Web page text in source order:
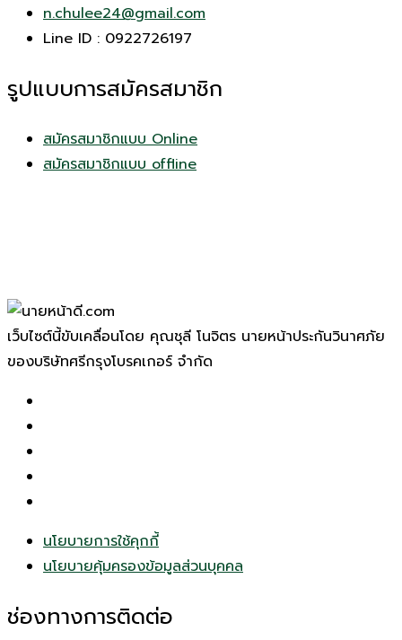
n.chulee24@gmail.com
Line ID : 0922726197
รูปแบบการสมัครสมาชิก
สมัครสมาชิกแบบ Online
สมัครสมาชิกแบบ offline
เว็บไซต์นี้ขับเคลื่อนโดย คุณชุลี โนจิตร นายหน้าประกันวินาศภัย
ของบริษัทศรีกรุงโบรคเกอร์ จำกัด
นโยบายการใช้คุกกี้
นโยบายคุ้มครองข้อมูลส่วนบุคคล
ช่องทางการติดต่อ